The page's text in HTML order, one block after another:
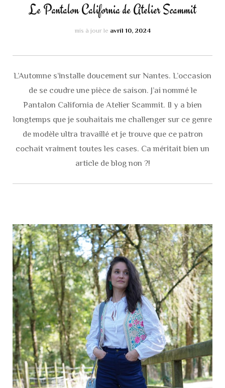
Le Pantalon California de Atelier Scammit
mis à jour le avril 10, 2024
L’Automne s’installe doucement sur Nantes. L’occasion
de se coudre une pièce de saison. J’ai nommé le
Pantalon California de Atelier Scammit. Il y a bien
longtemps que je souhaitais me challenger sur ce genre
de modèle ultra travaillé et je trouve que ce patron
cochait vraiment toutes les cases. Ca méritait bien un
article de blog non ?!